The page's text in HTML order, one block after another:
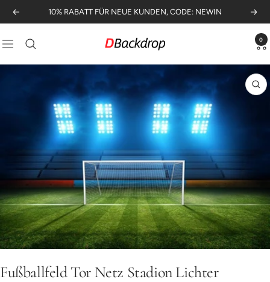
Direkt
zum
Zurück 10% RABATT FÜR NEUE KUNDEN, CODE: NEWIN
Navigation Dbackdrop.de 0
Fußballfeld Tor Netz Stadion Lichter